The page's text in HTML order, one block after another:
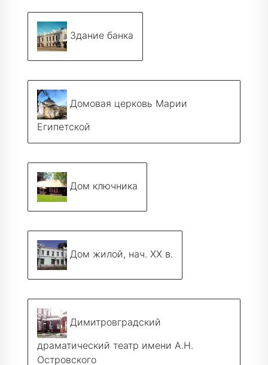
Здание банка
Домовая церковь Марии
Египетской
Дом ключника
Дом жилой, нач. ХХ в.
Димитровградский
драматический театр имени А.Н.
Островского